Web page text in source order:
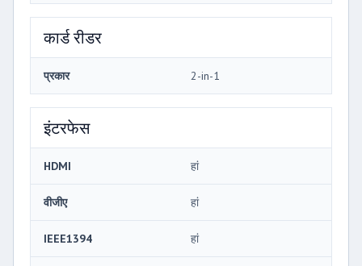
कार्ड रीडर
प्रकार 2-in-1
इंटरफेस
HDMI हां
वीजीए हां
IEEE1394 हां